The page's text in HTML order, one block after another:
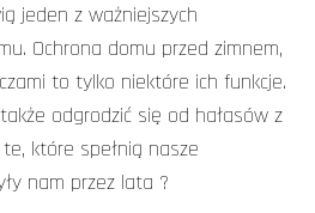
jeden z ważniejszych
Ochrona domu przed zimnem,
to tylko niektóre ich funkcje.
odgrodzić się od hałasów z
które spełnią nasze
nam przez lata ?